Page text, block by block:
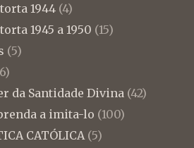
1944 (4)
1945 a 1950 (15)
(5)
da Santidade Divina (42)
a imita-lo (100)
CATÓLICA (5)